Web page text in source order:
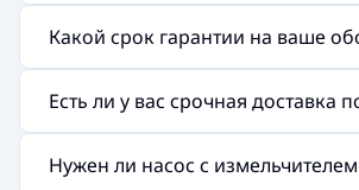
Какой срок гарантии на ваше
Есть ли у вас срочная доставка
Нужен ли насос с